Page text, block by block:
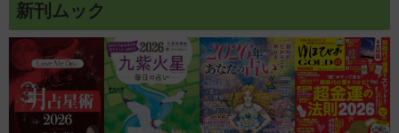
新刊ムック